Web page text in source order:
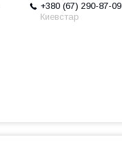
+380 (67) 290-87-09
Киевстар